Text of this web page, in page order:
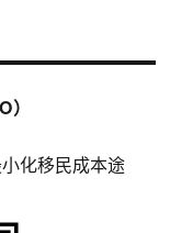
化移民成本途